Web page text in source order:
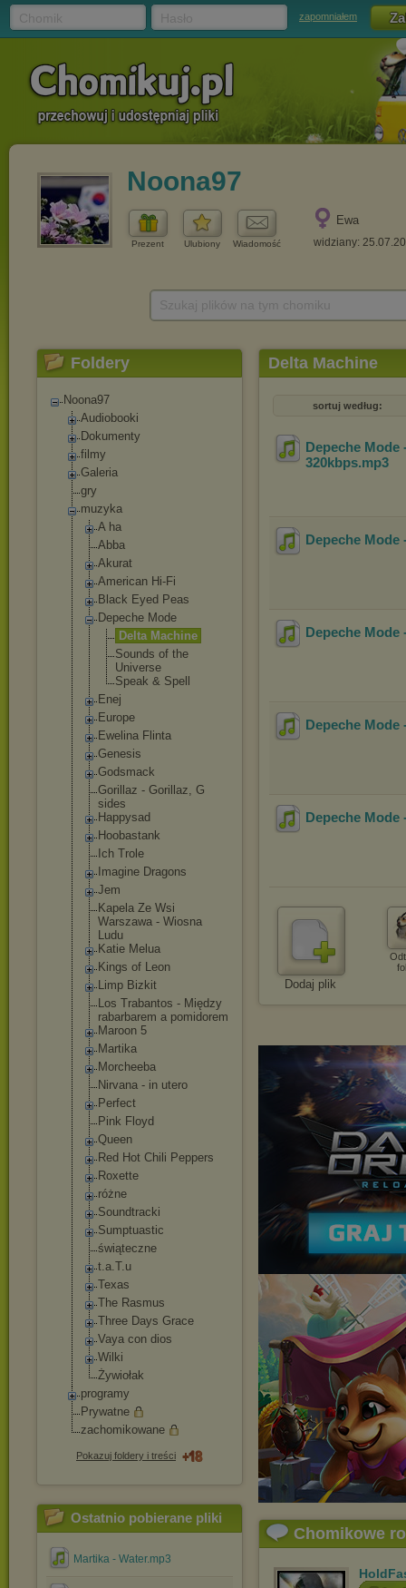
zapomniałem
Noona97
Prezent Ulubiony Wiadomość
Ewa
widziany:
Foldery
Noona97
Audiobooki
Dokumenty
filmy
Galeria
gry
muzyka
A ha
Abba
Akurat
American Hi-Fi
Black Eyed Peas
Depeche Mode
Delta Machine
Sounds of the
Universe
Speak & Spell
Enej
Europe
Ewelina Flinta
Genesis
Godsmack
Gorillaz - Gorillaz, G
sides
Happysad
Hoobastank
Ich Trole
Imagine Dragons
Jem
Kapela Ze Wsi
Warszawa - Wiosna
Ludu
Katie Melua
Kings of Leon
Limp Bizkit
Los Trabantos - Między
rabarbarem a pomidorem
Maroon 5
Martika
Morcheeba
Nirvana - in utero
Perfect
Pink Floyd
Queen
Red Hot Chili Peppers
Roxette
różne
Soundtracki
Sumptuastic
świąteczne
t.a.T.u
Texas
The Rasmus
Three Days Grace
Vaya con dios
Wilki
Żywiołak
programy
Prywatne
zachomikowane
Pokazuj foldery i treści
Ostatnio pobierane pliki
Martika - Water.mp3
Delta Machine
sortuj według:
Depeche
320kbps.mp3
Depeche
Depeche
Depeche Mode
Depeche
Dodaj plik
Chomikowe